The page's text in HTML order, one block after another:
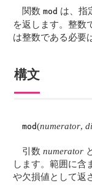
関数mod は、指
を返します。整数
は整数である必要
構文
mod(numerator,
引数numerator
します。範囲に含
や欠損値として返